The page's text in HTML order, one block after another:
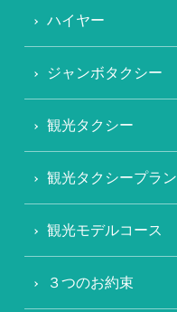
ハイヤー
ジャンボタクシー
観光タクシー
観光タクシープラン
観光モデルコース
３つのお約束